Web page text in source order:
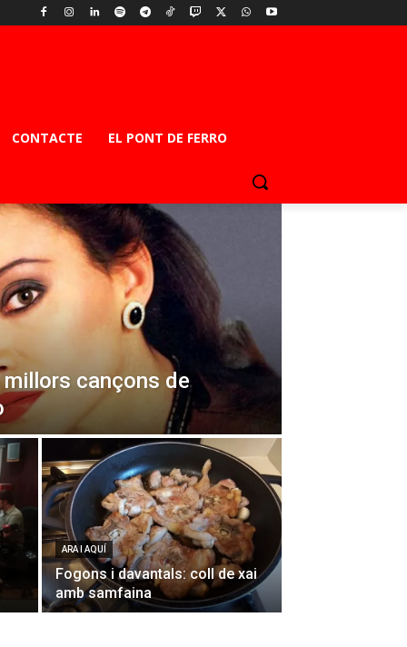
CONTACTE EL PONT DE FERRO
millors cançons de
ARA I AQUÍ
Fogons i davantals: coll de xai
amb samfaina